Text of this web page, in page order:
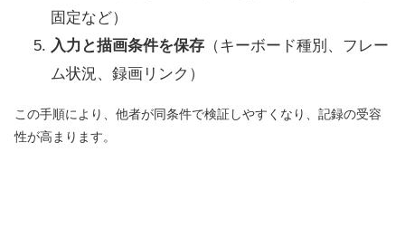
固定など）
入力と描画条件を保存 （キーボード種別、フレー
ム状況、録画リンク）
この手順により、他者が同条件で検証しやすくなり、記録の受容
性が高まります。